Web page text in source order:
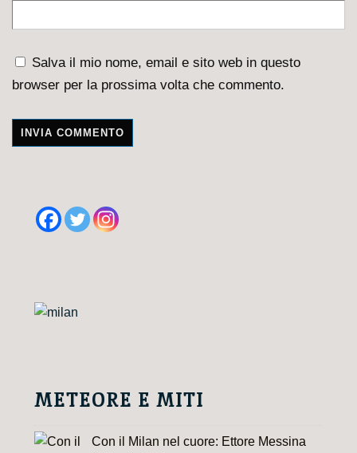
Salva il mio nome, email e sito web in questo
browser per la prossima volta che commento.
METEORE E MITI
Con il Milan nel cuore: Ettore Messina